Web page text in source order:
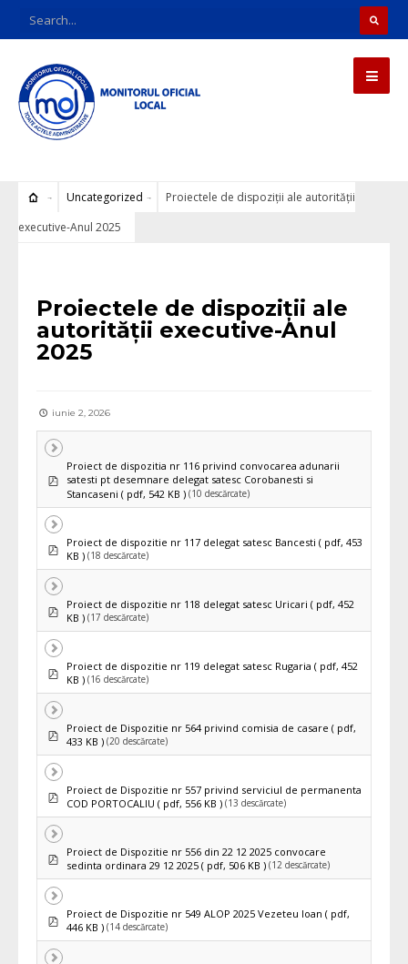
Uncategorized
Proiectele de dispoziții ale autorității
executive-Anul 2025
Proiectele de dispoziții ale
autorității executive-Anul
2025
iunie 2, 2026
pdf
Proiect de dispozitia nr 116 privind convocarea adunarii
satesti pt desemnare delegat satesc Corobanesti si
Stancaseni ( pdf, 542 KB ) (10 descărcate)
pdfProiect de dispozitie nr 117 delegat satesc Bancesti ( pdf, 453
KB ) (18 descărcate)
pdfProiect de dispozitie nr 118 delegat satesc Uricari ( pdf, 452
KB ) (17 descărcate)
pdfProiect de dispozitie nr 119 delegat satesc Rugaria ( pdf, 452
KB ) (16 descărcate)
pdfProiect de Dispozitie nr 564 privind comisia de casare ( pdf,
433 KB ) (20 descărcate)
pdfProiect de Dispozitie nr 557 privind serviciul de permanenta
COD PORTOCALIU ( pdf, 556 KB ) (13 descărcate)
pdfProiect de Dispozitie nr 556 din 22 12 2025 convocare
sedinta ordinara 29 12 2025 ( pdf, 506 KB ) (12 descărcate)
pdfProiect de Dispozitie nr 549 ALOP 2025 Vezeteu Ioan ( pdf,
446 KB ) (14 descărcate)